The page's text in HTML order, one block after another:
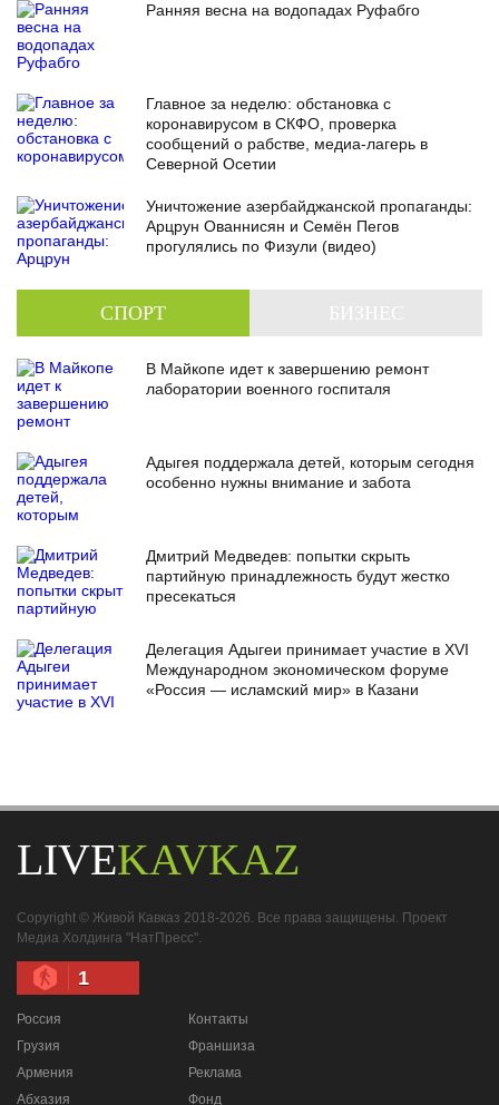
Ранняя весна на водопадах Руфабго
Главное за неделю: обстановка с
коронавирусом в СКФО, проверка
сообщений о рабстве, медиа-лагерь в
Северной Осетии
Уничтожение азербайджанской пропаганды:
Арцрун Ованнисян и Семён Пегов
прогулялись по Физули (видео)
СПОРТ
В Майкопе идет к завершению ремонт
лаборатории военного госпиталя
Адыгея поддержала детей, которым сегодня
особенно нужны внимание и забота
Дмитрий Медведев: попытки скрыть
партийную принадлежность будут жестко
пресекаться
Делегация Адыгеи принимает участие в XVI
Международном экономическом форуме
«Россия — исламский мир» в Казани
LIVEKAVKAZ
Copyright © Живой Кавказ 2018-2026. Все права защищены. Проект
Медиа Холдинга "НатПресс".
1
Россия
Грузия
Армения
Абхазия
Контакты
Франшиза
Реклама
Фонд